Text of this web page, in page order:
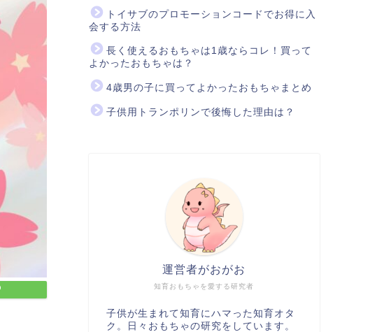
トイサブのプロモーションコードでお得に入
会する方法
長く使えるおもちゃは1歳ならコレ！買って
よかったおもちゃは？
4歳男の子に買ってよかったおもちゃまとめ
子供用トランポリンで後悔した理由は？
知育おもちゃを愛する研究者
運営者がおがお
子供が生まれて知育にハマった知育オタ
ク。日々おもちゃの研究をしています。